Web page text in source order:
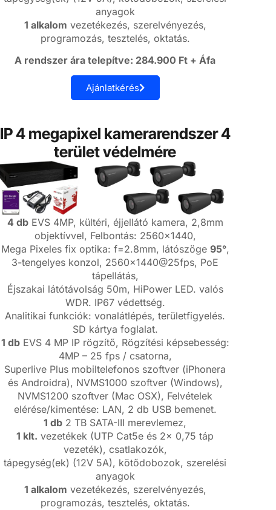
anyagok
1 alkalom vezetékezés, szerelvényezés,
programozás, tesztelés, oktatás.
A rendszer ára telepítve: 284.900 Ft + Áfa
Ajánlatkérés
IP 4 megapixel kamerarendszer 4
terület védelmére
4 dbEVS 4MP, kültéri, éjjellátó kamera, 2,8mm
objektívvel, Felbontás: 2560×1440,
Mega Pixeles fix optika: f=2.8mm, látószöge 95°,
3-tengelyes konzol, 2560×1440@25fps, PoE
tápellátás,
Éjszakai látótávolság 50m, HiPower LED. valós
WDR. IP67 védettség.
Analitikai funkciók: vonalátlépés, területfigyelés.
SD kártya foglalat.
1 dbEVS 4 MP IP rögzítő, Rögzítési képsebesség:
4MP – 25 fps / csatorna,
Superlive Plus mobiltelefonos szoftver (iPhonera
és Androidra), NVMS1000 szoftver (Windows),
NVMS1200 szoftver (Mac OSX), Felvételek
elérése/kimentése: LAN, 2 db USB bemenet.
1 db 2 TB SATA-III merevlemez,
1 klt. vezetékek (UTP Cat5e és 2x 0,75 táp
vezeték), csatlakozók,
tápegység(ek) (12V 5A), kötődobozok, szerelési
anyagok
1 alkalom vezetékezés, szerelvényezés,
programozás, tesztelés, oktatás.